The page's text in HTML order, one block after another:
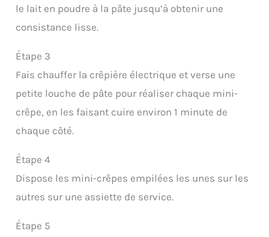
le lait en poudre à la pâte jusqu’à obtenir une
consistance lisse.
Étape 3
Fais chauffer la crêpière électrique et verse une
petite louche de pâte pour réaliser chaque mini-
crêpe, en les faisant cuire environ 1 minute de
chaque côté.
Étape 4
Dispose les mini-crêpes empilées les unes sur les
autres sur une assiette de service.
Étape 5